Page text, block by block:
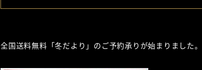
全国送料無料「冬だより」のご予約承りが始まりました。